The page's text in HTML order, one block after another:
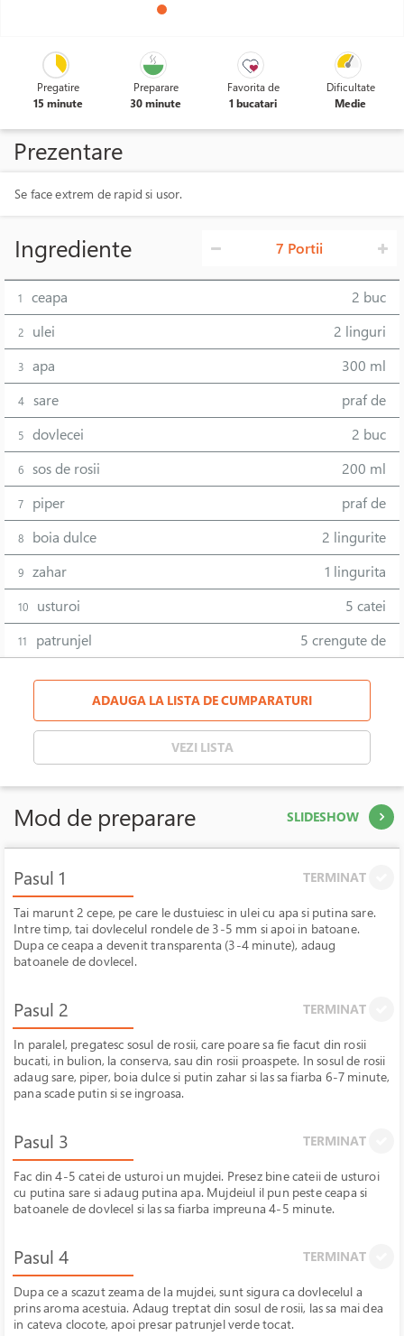
845 LEI În stoc
Pregatire
15 minute
Preparare
30 minute
Favorita de
1 bucatari
Dificultate
Medie
Prezentare
Se face extrem de rapid si usor.
Ingrediente 7 Portii
1 ceapa 2 buc
2 ulei 2 linguri
3 apa 300 ml
4 sare praf de
5 dovlecei 2 buc
6 sos de rosii 200 ml
7 piper praf de
8 boia dulce 2 lingurite
9 zahar 1 lingurita
10 usturoi 5 catei
11 patrunjel 5 crengute de
ADAUGA LA LISTA DE CUMPARATURI
VEZI LISTA
Mod de preparare SLIDESHOW
Pasul 1 TERMINAT
Tai marunt 2 cepe, pe care le dustuiesc in ulei cu apa si putina sare.
Intre timp, tai dovlecelul rondele de 3-5 mm si apoi in batoane.
Dupa ce ceapa a devenit transparenta (3-4 minute), adaug
batoanele de dovlecel.
Pasul 2 TERMINAT
In paralel, pregatesc sosul de rosii, care poare sa fie facut din rosii
bucati, in bulion, la conserva, sau din rosii proaspete. In sosul de rosii
adaug sare, piper, boia dulce si putin zahar si las sa fiarba 6-7 minute,
pana scade putin si se ingroasa.
Pasul 3 TERMINAT
Fac din 4-5 catei de usturoi un mujdei. Presez bine cateii de usturoi
cu putina sare si adaug putina apa. Mujdeiul il pun peste ceapa si
batoanele de dovlecel si las sa fiarba impreuna 4-5 minute.
Pasul 4 TERMINAT
Dupa ce a scazut zeama de la mujdei, sunt sigura ca dovlecelul a
prins aroma acestuia. Adaug treptat din sosul de rosii, las sa mai dea
in cateva clocote, apoi presar patrunjel verde tocat.